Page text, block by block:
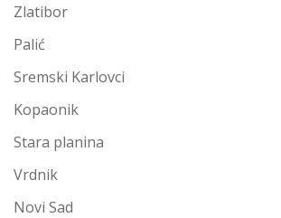
Zlatibor
Palić
Sremski Karlovci
Kopaonik
Stara planina
Vrdnik
Novi Sad